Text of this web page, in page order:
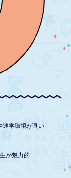
通学環境が良い
が魅力的